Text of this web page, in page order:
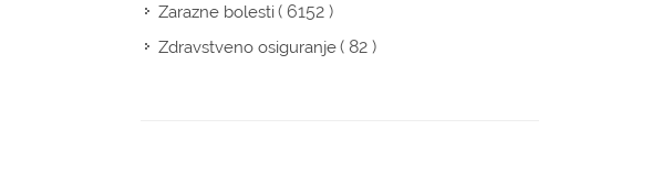
Zarazne bolesti( 6152 )
Zdravstveno osiguranje( 82 )